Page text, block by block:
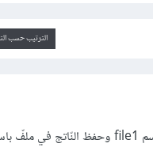
الترتيب حسب